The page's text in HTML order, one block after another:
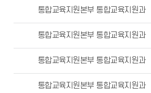
통합교육지원본부 통합교육지원과
통합교육지원본부 통합교육지원과
통합교육지원본부 통합교육지원과
통합교육지원본부 통합교육지원과